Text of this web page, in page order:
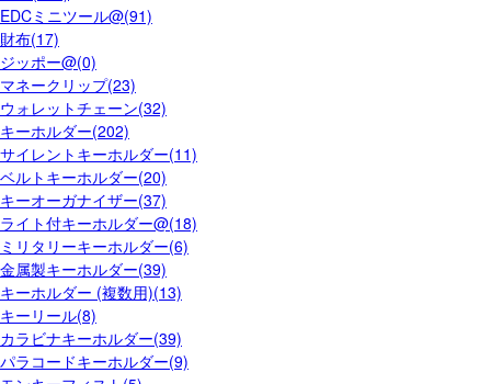
EDCミニツール@(91)
財布(17)
ジッポー@(0)
マネークリップ(23)
ウォレットチェーン(32)
キーホルダー(202)
サイレントキーホルダー(11)
ベルトキーホルダー(20)
キーオーガナイザー(37)
ライト付キーホルダー@(18)
ミリタリーキーホルダー(6)
金属製キーホルダー(39)
キーホルダー (複数用)(13)
キーリール(8)
カラビナキーホルダー(39)
パラコードキーホルダー(9)